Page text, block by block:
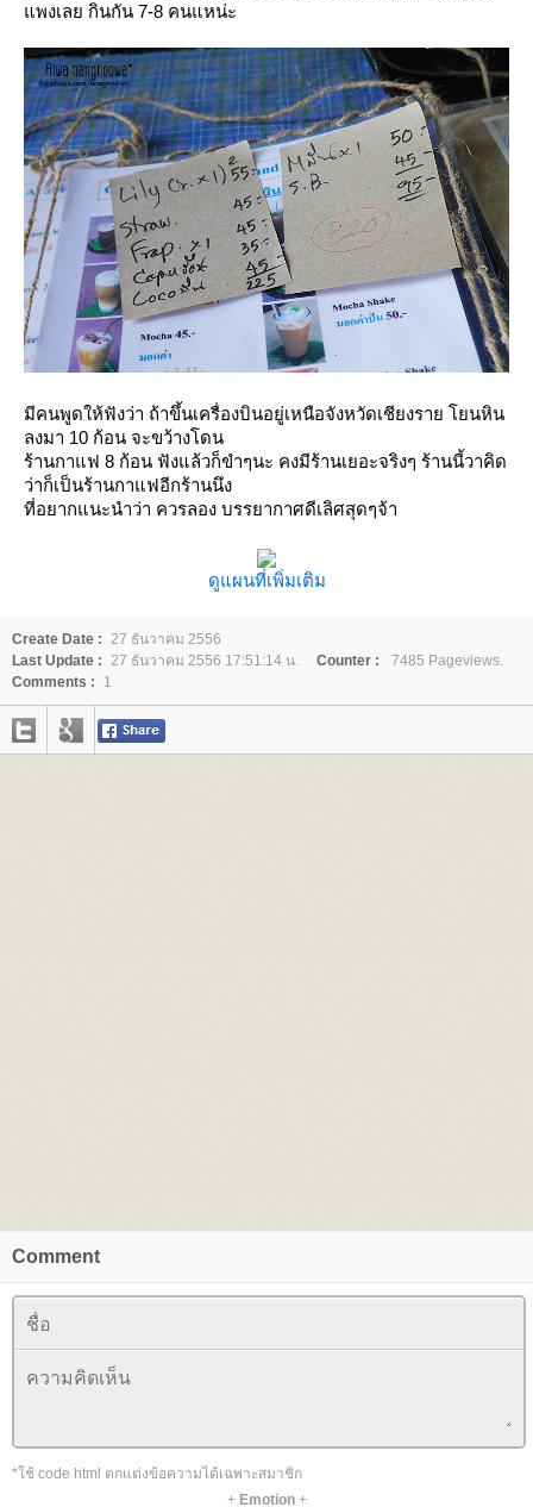
พงเลย กินกัน 7-8 คนแหน่ะ
มีคนพูดให้ฟังว่า ถ้าขึ้นเครื่องบินอยู่เหนือจังหวัดเชียงราย โยนหิน
ลงมา 10 ก้อน จะขว้างโดน
ร้านกาแฟ 8 ก้อน ฟังแล้วก็ขำๆนะ คงมีร้านเยอะจริงๆ ร้านนี้วาคิด
ว่าก็เป็นร้านกาแฟอีกร้านนึง
ที่อยากแนะนำว่า ควรลอง บรรยากาศดีเลิศสุดๆจ้า
ดูแผนที่เพิ่มเติม
Create Date : 27 ธันวาคม 2556
Last Update : 27 ธันวาคม 2556 17:51:14 น. Counter :
7485 Pageviews.
Comments :
1
Comment
*ใช้ code html ตกแต่งข้อความได้เฉพาะสมาชิก
+ Emotion+